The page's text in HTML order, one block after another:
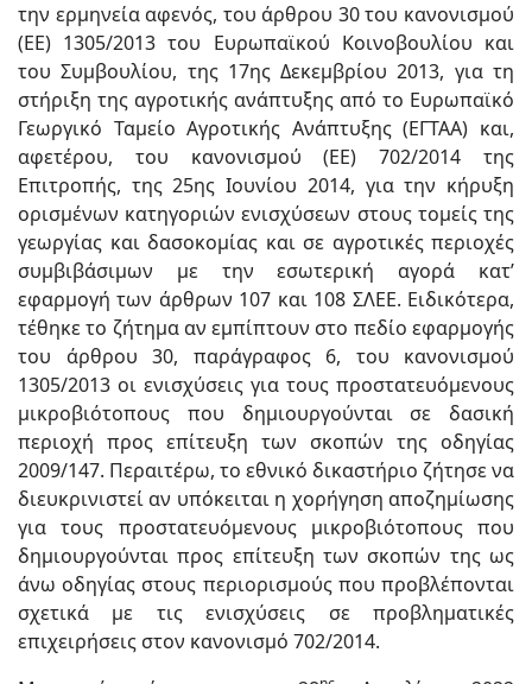
την ερμηνεία αφενός, του άρθρου 30 του κανονισμού
(ΕΕ) 1305/2013 του Ευρωπαϊκού Κοινοβουλίου και
του Συμβουλίου, της 17ης Δεκεμβρίου 2013, για τη
στήριξη της αγροτικής ανάπτυξης από το Ευρωπαϊκό
Γεωργικό Ταμείο Αγροτικής Ανάπτυξης (ΕΓΤΑΑ) και,
αφετέρου, του κανονισμού (ΕΕ) 702/2014 της
Επιτροπής, της 25ης Ιουνίου 2014, για την κήρυξη
ορισμένων κατηγοριών ενισχύσεων στους τομείς της
γεωργίας και δασοκομίας και σε αγροτικές περιοχές
συμβιβάσιμων με την εσωτερική αγορά κατ’
εφαρμογή των άρθρων 107 και 108 ΣΛΕΕ. Ειδικότερα,
τέθηκε το ζήτημα αν εμπίπτουν στο πεδίο εφαρμογής
του άρθρου 30, παράγραφος 6, του κανονισμού
1305/2013 οι ενισχύσεις για τους προστατευόμενους
μικροβιότοπους που δημιουργούνται σε δασική
περιοχή προς επίτευξη των σκοπών της οδηγίας
2009/147. Περαιτέρω, το εθνικό δικαστήριο ζήτησε να
διευκρινιστεί αν υπόκειται η χορήγηση αποζημίωσης
για τους προστατευόμενους μικροβιότοπους που
δημιουργούνται προς επίτευξη των σκοπών της ως
άνω οδηγίας στους περιορισμούς που προβλέπονται
σχετικά με τις ενισχύσεις σε προβληματικές
επιχειρήσεις στον κανονισμό 702/2014.